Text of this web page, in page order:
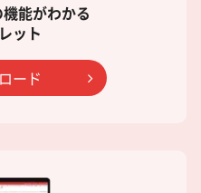
能がわかる
ット
ード